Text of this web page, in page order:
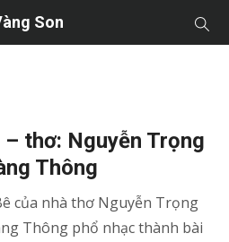
Son
thơ: Nguyễn Trọng
Thông
của nhà thơ Nguyễn Trọng
Thông phổ nhạc thành bài